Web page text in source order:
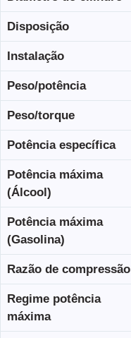
Disposição
Instalação
Peso/potência
Peso/torque
Potência específica
Potência máxima
(Álcool)
Potência máxima
(Gasolina)
Razão de compressão
Regime potência
máxima